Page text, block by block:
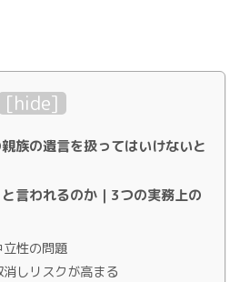
[hide]
族の遺言を扱ってはいけないと
言われるのか｜3つの実務上の
性の問題
しリスクが高まる